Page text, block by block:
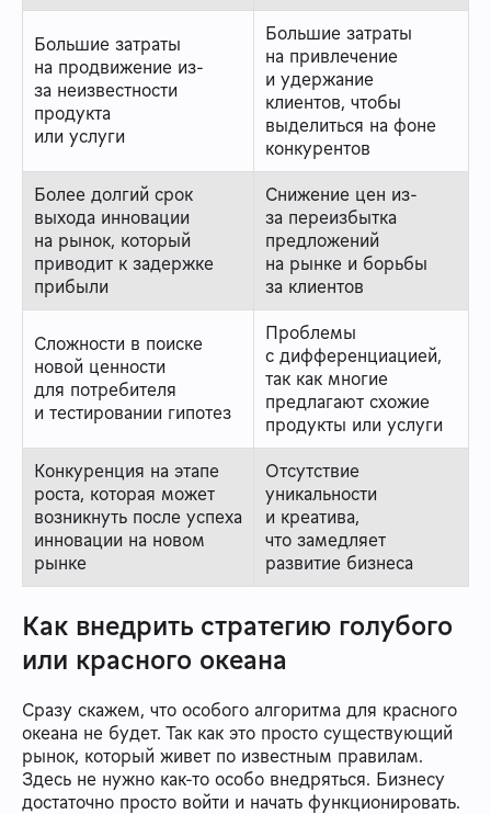
Большие затраты
на продвижение из-
за неизвестности
продукта
или услуги
Большие затраты
на привлечение
и удержание
клиентов, чтобы
выделиться на фоне
конкурентов
Более долгий срок
выхода инновации
на рынок, который
приводит к задержке
прибыли
Снижение цен из-
за переизбытка
предложений
на рынке и борьбы
за клиентов
Сложности в поиске
новой ценности
для потребителя
и тестировании гипотез
Проблемы
с дифференциацией,
так как многие
предлагают схожие
продукты или услуги
Конкуренция на этапе
роста, которая может
возникнуть после успеха
инновации на новом
рынке
Отсутствие
уникальности
и креатива,
что замедляет
развитие бизнеса
Как внедрить стратегию голубого
или красного океана
Сразу скажем, что особого алгоритма для красного
океана не будет. Так как это просто существующий
рынок, который живет по известным правилам.
Здесь не нужно как-то особо внедряться. Бизнесу
достаточно просто войти и начать функционировать.